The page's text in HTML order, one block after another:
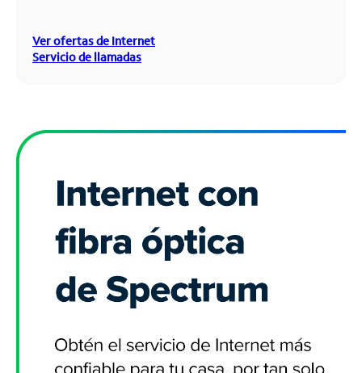
Ver ofertas de Internet
Servicio de llamadas